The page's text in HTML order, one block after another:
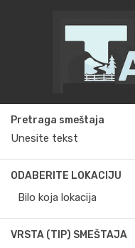
Pretraga smeštaja
ODABERITE LOKACIJU
Bilo koja lokacija
VRSTA (TIP) SMEŠTAJA